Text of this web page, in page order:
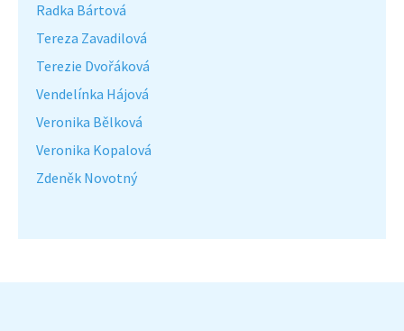
Radka Bártová
Tereza Zavadilová
Terezie Dvořáková
Vendelínka Hájová
Veronika Bělková
Veronika Kopalová
Zdeněk Novotný